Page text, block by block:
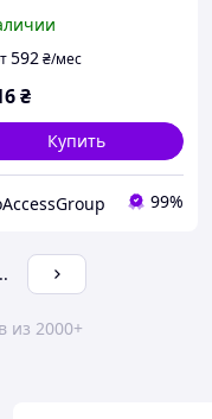
Flood "BELAUTO"
(1шт) IP69
592₴/мес
₴
Купить
99%
из 2000+